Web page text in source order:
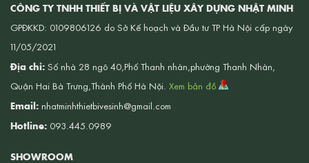
CÔNG TY TNHH THIẾT BỊ VÀ VẬT LIỆU XÂY DỰNG NHẬT MINH
GPĐKKD: 0109806126 do Sở Kế hoạch và Đầu tư TP Hà Nội cấp ngày
11/05/2021
Địa chỉ: Số nhà 28 ngõ 40,Phố Thanh nhàn,phường Thanh Nhàn,
Quận Hai Bà Trưng,Thành Phố Hà Nội. Xem bản đồ
Email: nhatminhthietbivesinh@gmail.com
Hotline: 093.445.0989
SHOWROOM